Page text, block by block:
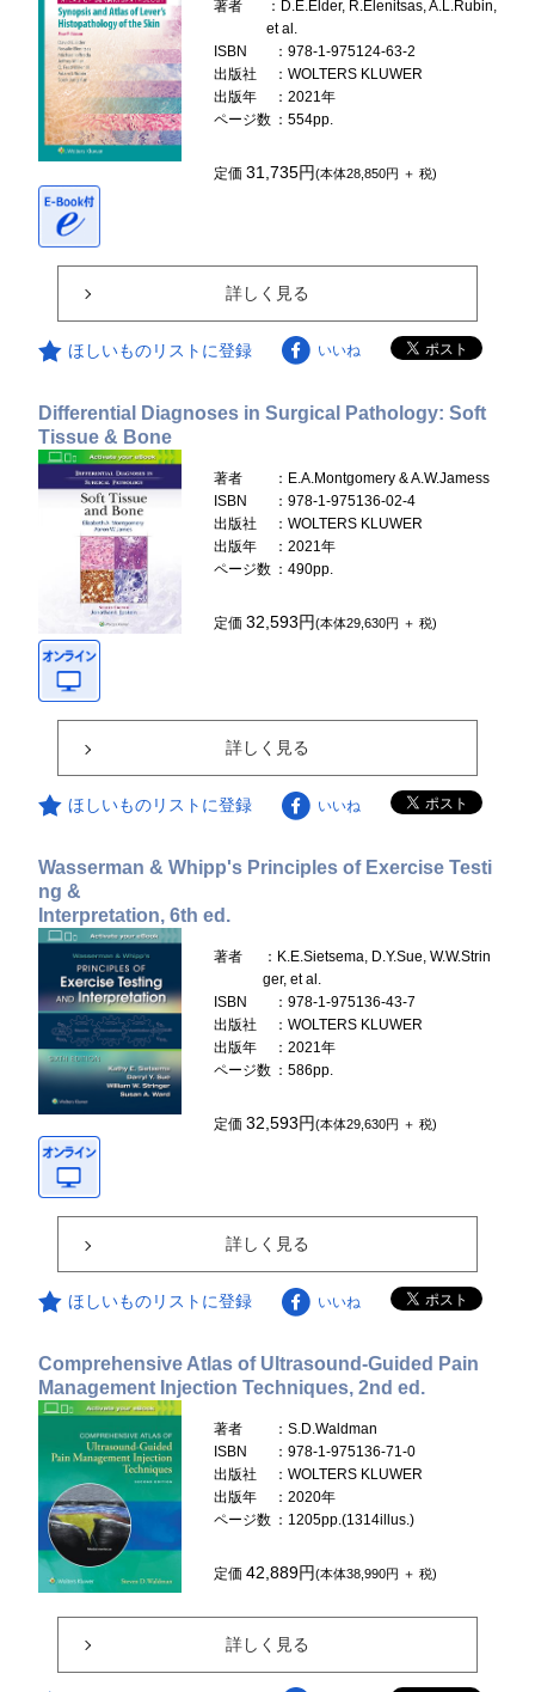
著者
：D.E.Elder, R.Elenitsas, A.L.Rubin,
et al.
ISBN
：978-1-975124-63-2
出版社
：WOLTERS KLUWER
出版年
：2021年
ページ数 ：554pp.
定価31,735円(本体28,850円 ＋ 税)
詳しく見る
ほしいものリストに登録 いいね
Differential Diagnoses in Surgical Pathology: Soft
Tissue & Bone
著者
：E.A.Montgomery & A.W.Jamess
ISBN
：978-1-975136-02-4
出版社
：WOLTERS KLUWER
出版年
：2021年
ページ数 ：490pp.
定価32,593円(本体29,630円 ＋ 税)
詳しく見る
ほしいものリストに登録 いいね
Wasserman & Whipp's Principles of Exercise Testi
ng &
Interpretation, 6th ed.
著者
：K.E.Sietsema, D.Y.Sue, W.W.Strin
ger, et al.
ISBN
：978-1-975136-43-7
出版社
：WOLTERS KLUWER
出版年
：2021年
ページ数 ：586pp.
定価32,593円(本体29,630円 ＋ 税)
詳しく見る
ほしいものリストに登録 いいね
Comprehensive Atlas of Ultrasound-Guided Pain
Management Injection Techniques, 2nd ed.
著者
：S.D.Waldman
ISBN
：978-1-975136-71-0
出版社
：WOLTERS KLUWER
出版年
：2020年
ページ数 ：1205pp.(1314illus.)
定価42,889円(本体38,990円 ＋ 税)
詳しく見る